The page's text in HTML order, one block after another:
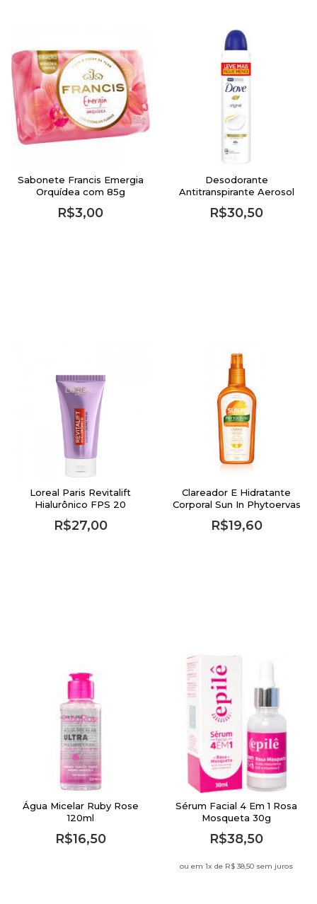
Sabonete Francis Emergia
Orquídea com 85g
R$3,00
Desodorante
Antitranspirante Aerosol
Dove Original 250ml
R$30,50
Loreal Paris Revitalift
Hialurônico FPS 20
Tratamento Diurno - Anti-
Idade 25g
R$27,00
Clareador E Hidratante
Corporal Sun In Phytoervas
120ml
R$19,60
Água Micelar Ruby Rose
120ml
R$16,50
Sérum Facial 4 Em 1 Rosa
Mosqueta 30g
R$38,50
ou em 1x de R$ 38,50 sem juros